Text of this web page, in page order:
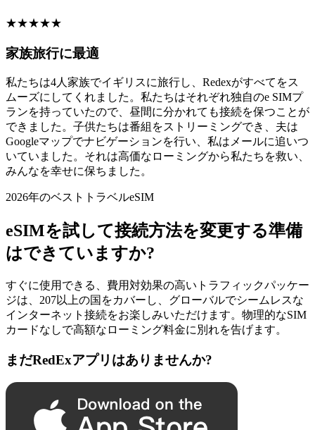
★★★★★
家族旅行に最適
私たちは4人家族でイギリスに旅行し、Redexがすべてをス
ムーズにしてくれました。私たちはそれぞれ独自のe SIMプ
ランを持っていたので、昼間に分かれても接続を保つことが
できました。子供たちは番組をストリーミングでき、夫は
Googleマップでナビゲーションを行い、私はメールに追いつ
いていました。それは高価なローミングから私たちを救い、
みんなを幸せに保ちました。
2026年のベストトラベルeSIM
eSIMを試して接続方法を変更する準備
はできていますか?
すぐに使用できる、費用対効果の高いトラフィックパッケー
ジは、207以上の国をカバーし、グローバルでシームレスな
インターネット接続をお楽しみいただけます。物理的なSIM
カードなしで高額なローミング料金に別れを告げます。
まだRedExアプリはありませんか?